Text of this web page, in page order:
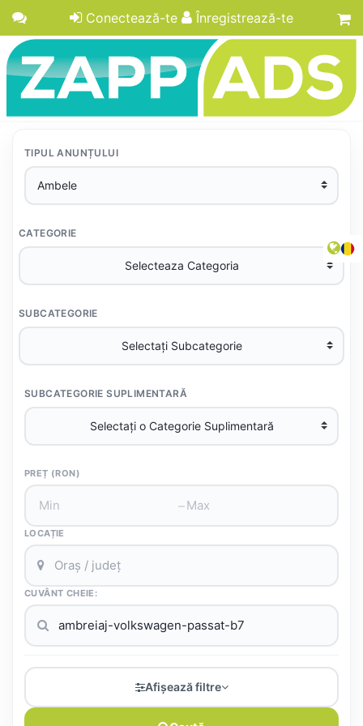
Conectează-te Înregistrează-te
TIPUL ANUNȚULUI
CATEGORIE
SUBCATEGORIE
SUBCATEGORIE SUPLIMENTARĂ
PREȚ (RON)
–
LOCAȚIE
CUVÂNT CHEIE:
Afișează filtre